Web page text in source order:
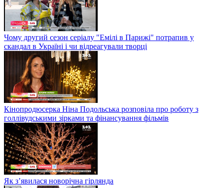
Чому другий сезон серіалу "Емілі в Парижі" потрапив у
скандал в Україні і чи відреагували творці
Кінопродюсерка Ніна Подольська розповіла про роботу з
голлівудськими зірками та фінансування фільмів
Як з’явилася новорічна гірлянда